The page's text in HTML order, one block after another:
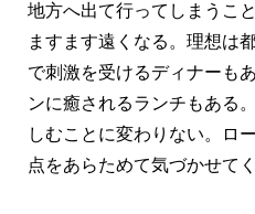
地方へ出て行ってしまうこ
ますます遠くなる。理想は
で刺激を受けるディナーも
ンに癒されるランチもある
しむことに変わりない。ロ
点をあらためて気づかせてく